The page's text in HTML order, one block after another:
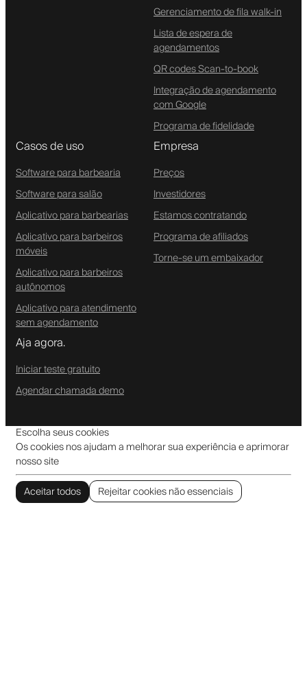
Gerenciamento de fila walk-in
Lista de espera de
agendamentos
QR codes Scan-to-book
Integração de agendamento
com Google
Programa de fidelidade
Casos de uso
Software para barbearia
Software para salão
Aplicativo para barbearias
Aplicativo para barbeiros
móveis
Aplicativo para barbeiros
autônomos
Aplicativo para atendimento
sem agendamento
Empresa
Preços
Investidores
Estamos contratando
Programa de afiliados
Torne-se um embaixador
Aja agora.
Iniciar teste gratuito
Agendar chamada demo
Escolha seus cookies
Os cookies nos ajudam a melhorar sua experiência e aprimorar
nosso site
Aceitar todos
Rejeitar cookies não essenciais